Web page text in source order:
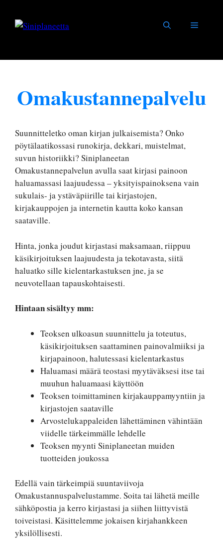
sisältöön
Valikko
Omakustannepalvelu
Suunnitteletko oman kirjan julkaisemista? Onko
pöytälaatikossasi runokirja, dekkari, muistelmat,
suvun historiikki? Siniplaneetan
Omakustannepalvelun avulla saat kirjasi painoon
haluamassasi laajuudessa – yksityispainoksena vain
sukulais- ja ystäväpiirille tai kirjastojen,
kirjakauppojen ja internetin kautta koko kansan
saataville.
Hinta, jonka joudut kirjastasi maksamaan, riippuu
käsikirjoituksen laajuudesta ja tekotavasta, siitä
haluatko sille kielentarkastuksen jne, ja se
neuvotellaan tapauskohtaisesti.
Hintaan sisältyy mm:
Teoksen ulkoasun suunnittelu ja toteutus,
käsikirjoituksen saattaminen painovalmiiksi ja
kirjapainoon, halutessasi kielentarkastus
Haluamasi määrä teostasi myytäväksesi itse tai
muuhun haluamaasi käyttöön
Teoksen toimittaminen kirjakauppamyyntiin ja
kirjastojen saataville
Arvostelukappaleiden lähettäminen vähintään
viidelle tärkeimmälle lehdelle
Teoksen myynti Siniplaneetan muiden
tuotteiden joukossa
Edellä vain tärkeimpiä suuntaviivoja
Omakustannuspalvelustamme. Soita tai lähetä meille
sähköpostia ja kerro kirjastasi ja siihen liittyvistä
toiveistasi. Käsittelemme jokaisen kirjahankkeen
yksilöllisesti.